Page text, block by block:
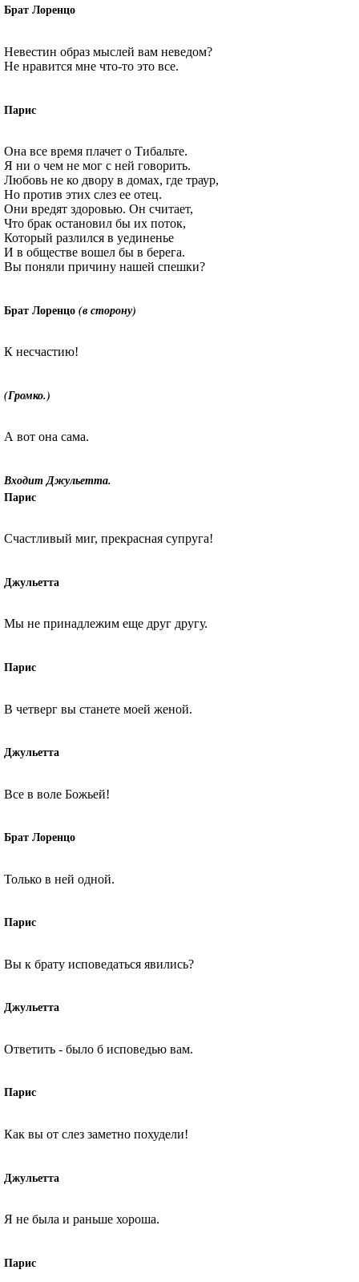
Брат Лоренцо
Невестин образ мыслей вам неведом?
Не нравится мне что-то это все.
Парис
Она все время плачет о Тибальте.
Я ни о чем не мог с ней говорить.
Любовь не ко двору в домах, где траур,
Но против этих слез ее отец.
Они вредят здоровью. Он считает,
Что брак остановил бы их поток,
Который разлился в уединенье
И в обществе вошел бы в берега.
Вы поняли причину нашей спешки?
Брат Лоренцо(в сторону)
К несчастию!
(Громко.)
А вот она сама.
Входит Джульетта.
Парис
Счастливый миг, прекрасная супруга!
Джульетта
Мы не принадлежим еще друг другу.
Парис
В четверг вы станете моей женой.
Джульетта
Все в воле Божьей!
Брат Лоренцо
Только в ней одной.
Парис
Вы к брату исповедаться явились?
Джульетта
Ответить - было б исповедью вам.
Парис
Как вы от слез заметно похудели!
Джульетта
Я не была и раньше хороша.
Парис